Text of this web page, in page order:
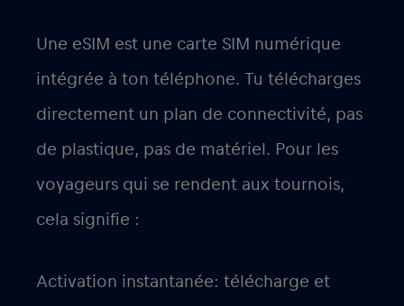
Une eSIM est une carte SIM numérique
intégrée à ton téléphone. Tu télécharges
directement un plan de connectivité, pas
de plastique, pas de matériel. Pour les
voyageurs qui se rendent aux tournois,
cela signifie :
Activation instantanée: télécharge et